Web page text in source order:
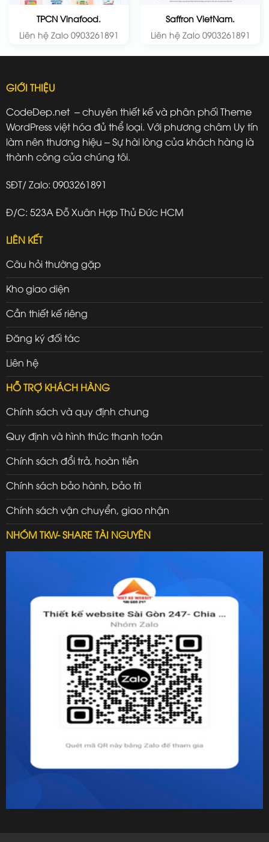
TPCN Vinafood.
Liên hệ Zalo 0903261891
Saffron VietNam.
Liên hệ Zalo 0903261891
GIỚI THIỆU
CodeDep.net – chuyên thiết kế và phân phối Theme
WordPress việt hóa đủ thể loại. Với phương châm Uy tín
làm nên thương hiệu – Sự hài lòng của khách hàng là
thành công của chúng tôi.
SĐT/ Zalo: 0903261891
Đ/C: 523A Đỗ Xuân Hợp Thủ Đức HCM
LIÊN KẾT
Câu hỏi thường gặp
Kho giao diện
Cần thiết kế riêng
Đăng ký đối tác
Liên hệ
HỖ TRỢ KHÁCH HÀNG
Chính sách và quy định chung
Quy định và hình thức thanh toán
Chính sách đổi trả, hoàn tiền
Chính sách bảo hành, bảo trì
Chính sách vận chuyển, giao nhận
NHÓM TKW- SHARE TÀI NGUYÊN